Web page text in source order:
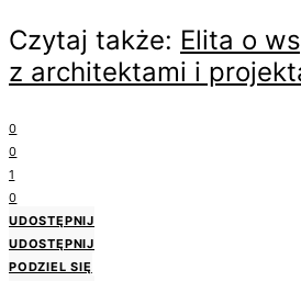
Czytaj także: Elita o
z architektami i
0
0
1
0
UDOSTĘPNIJ
UDOSTĘPNIJ
PODZIEL SIĘ